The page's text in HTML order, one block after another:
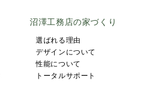
沼澤工務店の家づくり
選ばれる理由
デザインについて
性能について
トータルサポート